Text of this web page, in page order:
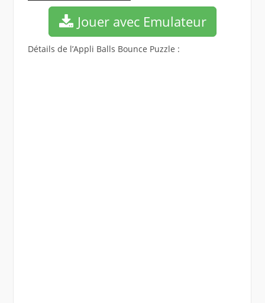
Jouer avec Emulateur
Détails de l’Appli Balls Bounce Puzzle :